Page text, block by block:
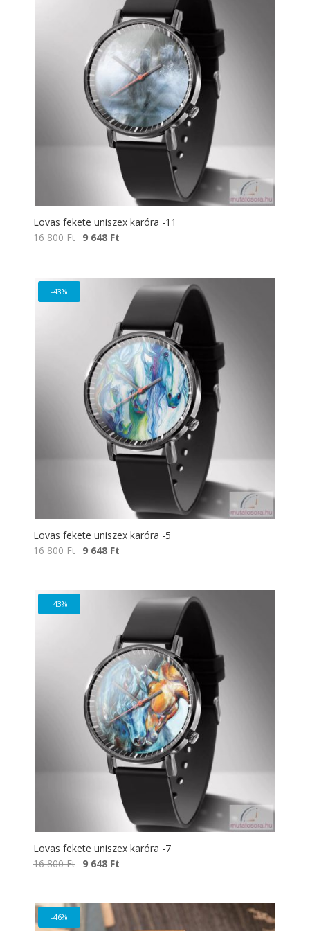
Lovas fekete uniszex karóra -11
16 800Ft Original
16
800 Ft.
9 648 Ft
648 Ft.
-43%
Lovas fekete uniszex karóra -5
16 800Ft Original
16
800 Ft.
9 648 Ft
648 Ft.
-43%
Lovas fekete uniszex karóra -7
16 800Ft Original
16
800 Ft.
9 648 Ft
648 Ft.
-46%